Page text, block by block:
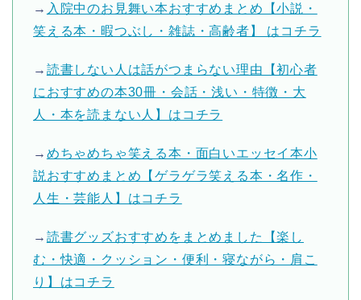
→ 入院中のお見舞い本おすすめまとめ【小説・
笑える本・暇つぶし・雑誌・高齢者】 はコチラ
→ 読書しない人は話がつまらない理由【初心者
におすすめの本30冊・会話・浅い・特徴・大
人・本を読まない人】はコチラ
→ めちゃめちゃ笑える本・面白いエッセイ本小
説おすすめまとめ【ゲラゲラ笑える本・名作・
人生・芸能人】はコチラ
→ 読書グッズおすすめをまとめました【楽し
む・快適・クッション・便利・寝ながら・肩こ
り】はコチラ